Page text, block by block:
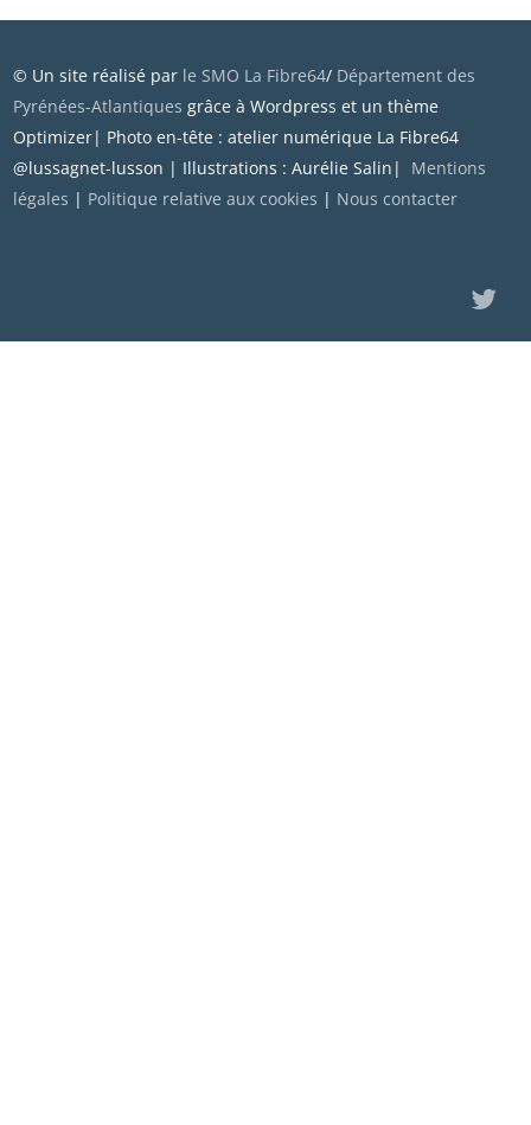
© Un site réalisé par le SMO La Fibre64/ Département des
Pyrénées-Atlantiques grâce à Wordpress et un thème
Optimizer| Photo en-tête : atelier numérique La Fibre64
@lussagnet-lusson | Illustrations : Aurélie Salin| Mentions
légales | Politique relative aux cookies | Nous contacter